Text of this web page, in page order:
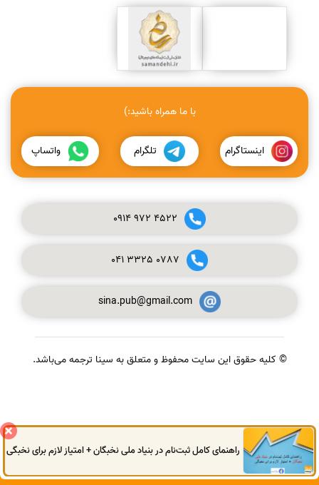
با ما همراه باشید:)
اینستاگرام تلگرام واتساپ
0914972 4522
041 3325 0787
sina.pub@gmail.com
© کلیه حقوق این سایت محفوظ و متعلق به سینا ترجمه می‌باشد.
راهنمای کامل ثبت‌نام در بنیاد ملی نخبگان + امتیاز لازم برای نخبگی
گفتگوی آنلاین